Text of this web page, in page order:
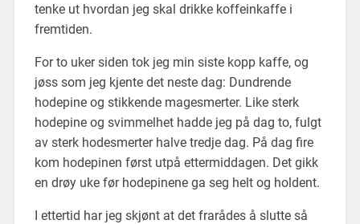
tenke ut hvordan jeg skal drikke koffeinkaffe i
fremtiden.
For to uker siden tok jeg min siste kopp kaffe, og
jøss som jeg kjente det neste dag: Dundrende
hodepine og stikkende magesmerter. Like sterk
hodepine og svimmelhet hadde jeg på dag to, fulgt
av sterk hodesmerter halve tredje dag. På dag fire
kom hodepinen først utpå ettermiddagen. Det gikk
en drøy uke før hodepinene ga seg helt og holdent.
I ettertid har jeg skjønt at det frarådes å slutte så